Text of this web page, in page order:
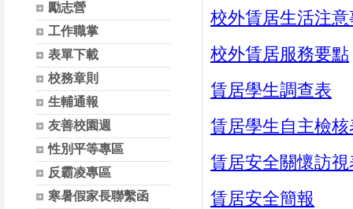
勵志營
工作職掌
表單下載
校務章則
生輔通報
友善校園週
性別平等專區
反霸凌專區
寒暑假家長聯繫函
校外賃居生活注
校外賃居服務要點
賃居學生調查表
賃居學生自主檢核
賃居安全關懷訪視
賃居安全簡報